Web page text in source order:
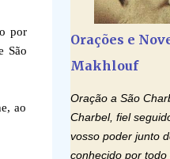
por
São
ao
fazei que
gozemos sempre
Cristo, Senhor
céu e da terra; e
Filho, nosso
poder do Espí­rito
Orações e
Makhlouf
Oração a São
Charbel, fiel
vosso poder junto
conhecido por